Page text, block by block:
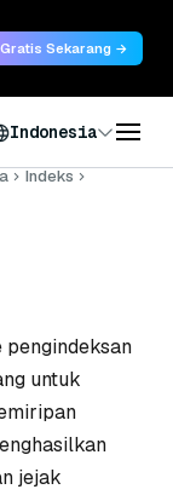
Sekarang →
Indonesia
Indeks
untuk
jejak